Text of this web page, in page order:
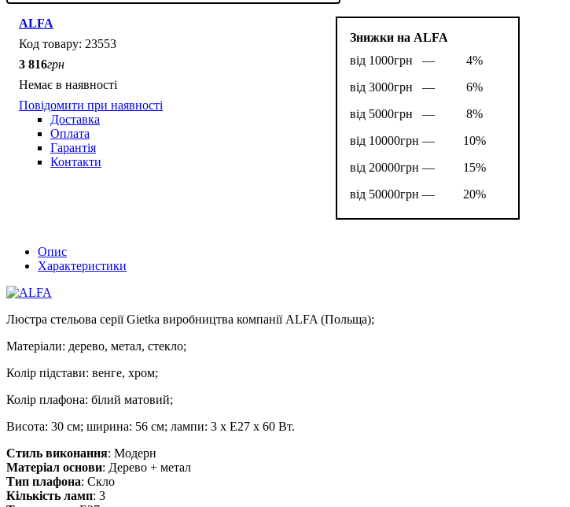
Знижки на ALFA
від 1000грн —
4%
від 3000грн —
6%
від 5000грн —
8%
від 10000грн —
10%
від 20000грн —
15%
від 50000грн —
20%
ALFA
23553
3 816грн
Немає в наявності
Повідомити при наявності
Доставка
Оплата
Гарантія
Контакти
Опис
Характеристики
Люстра стельова серії Gietka виробництва компанії ALFA (Польща);
Матеріали: дерево, метал, стекло;
Колір підстави: венге, хром;
Колір плафона: білий матовий;
Висота: 30 см; ширина: 56 см; лампи: 3 х Е27 х 60 Вт.
Стиль виконання: Модерн
Матеріал основи: Дерево + метал
Тип плафона: Скло
Кількість ламп: 3